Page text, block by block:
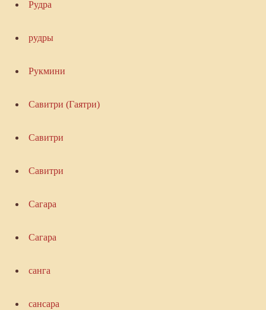
Рудра
рудры
Рукмини
Савитри (Гаятри)
Савитри
Савитри
Сагара
Сагара
санга
сансара